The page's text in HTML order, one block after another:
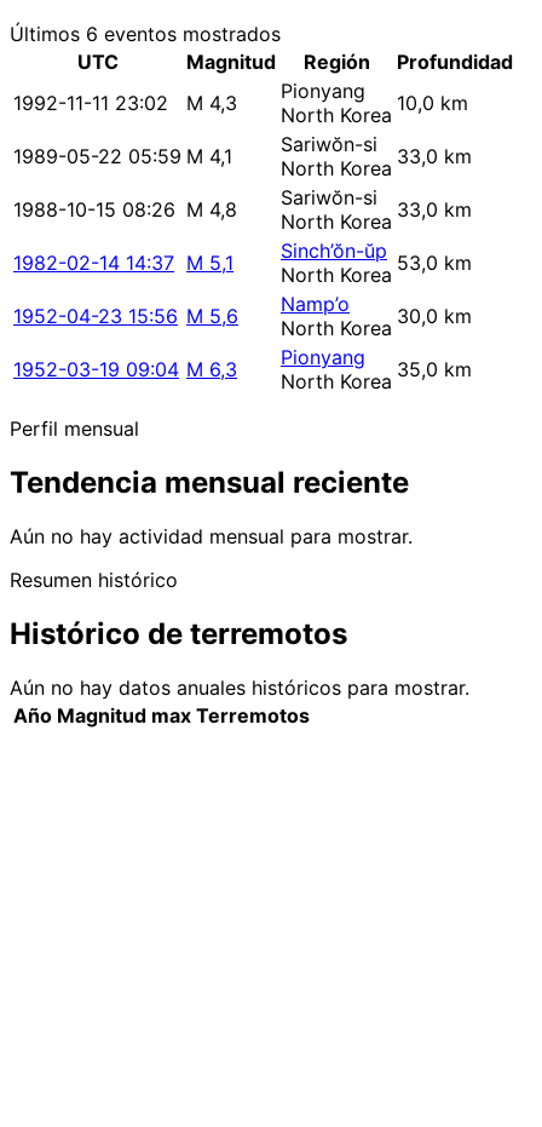
Últimos 6 eventos mostrados
UTC
Magnitud Región
Profundidad
1992-11-11 23:02
M 4,3
Pionyang
North Korea 10,0 km
1989-05-22 05:59 M 4,1
Sariwŏn-si
North Korea 33,0 km
1988-10-15 08:26 M 4,8
Sariwŏn-si
North Korea 33,0 km
1982-02-14 14:37 M 5,1
Sinch’ŏn-ŭp
North Korea 53,0 km
1952-04-23 15:56 M 5,6
Namp’o
North Korea 30,0 km
1952-03-19 09:04 M 6,3
Pionyang
North Korea 35,0 km
Perfil mensual
Tendencia mensual reciente
Aún no hay actividad mensual para mostrar.
Resumen histórico
Histórico de terremotos
Aún no hay datos anuales históricos para mostrar.
Año Magnitud max Terremotos